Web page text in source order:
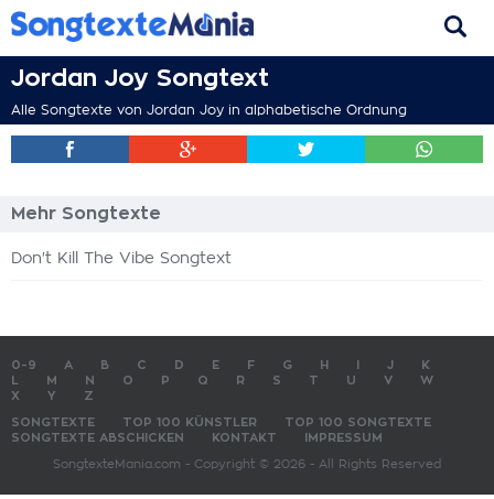
Jordan Joy Songtext
Alle Songtexte von Jordan Joy in alphabetische Ordnung
Mehr Songtexte
Don't Kill The Vibe Songtext
0-9 A B C D E F G H J
K
M N O P Q R S T U V
W
X
Y Z
SONGTEXTE TOP 100 KÜNSTLER
TOP 100 SONGTEXTE
SONGTEXTE ABSCHICKEN
KONTAKT IMPRESSUM
SongtexteMania.com - Copyright © 2026 - All Rights Reserved